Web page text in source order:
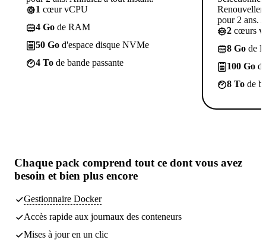
1 cœur vCPU
4 Go de RAM
50 Go d'espace disque NVMe
4 To de bande passante
pour 2 ans.
2 cœurs
8 Go de
100 Go
8 To de
Chaque pack comprend tout ce dont vous avez
besoin et bien plus encore
Gestionnaire Docker
Accès rapide aux journaux des conteneurs
Mises à jour en un clic